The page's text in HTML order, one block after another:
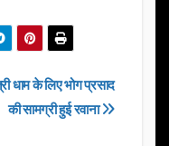
धाम के लिए भोग प्रसाद
की सामग्री हुई रवाना